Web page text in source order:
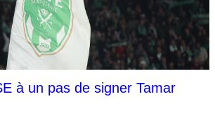
à un pas de signer Tamar